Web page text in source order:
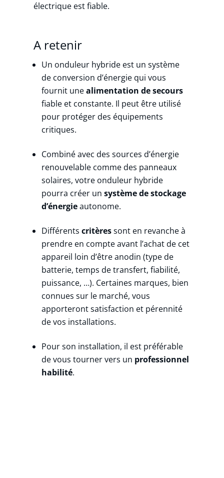
électrique est fiable.
A retenir
Un onduleur hybride est un système
de conversion d’énergie qui vous
fournit unealimentation de secours
fiable et constante. Il peut être utilisé
pour protéger des équipements
critiques.
Combiné avec des sources d’énergie
renouvelable comme des panneaux
solaires, votre onduleur hybride
pourra créer unsystème de stockage
d’énergieautonome.
Différentscritèressont en revanche à
prendre en compte avant l’achat de cet
appareil loin d’être anodin (type de
batterie, temps de transfert, fiabilité,
puissance, …). Certaines marques, bien
connues sur le marché, vous
apporteront satisfaction et pérennité
de vos installations.
Pour son installation, il est préférable
de vous tourner vers un professionnel
habilité.